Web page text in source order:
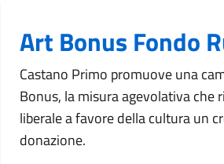
Art Bonus Fondo
Castano Primo promuove una
Bonus, la misura agevolativa che
liberale a favore della cultura un
donazione.